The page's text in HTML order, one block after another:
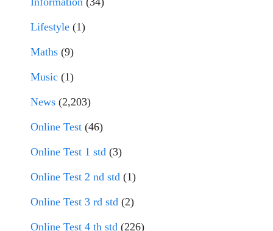
Lifestyle (1)
Maths (9)
Music (1)
News (2,203)
Online Test (46)
Online Test 1 std (3)
Online Test 2 nd std (1)
Online Test 3 rd std (2)
Online Test 4 th std (226)